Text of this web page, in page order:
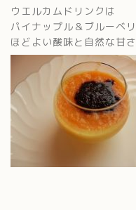
ウエルカムドリンクは
パイナップル＆ブルーベ
ほどよい酸味と自然な甘